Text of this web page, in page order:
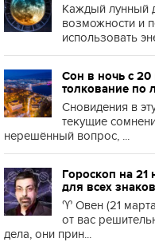
Каждый лунный
возможности и
использовать
Сон в ночь с 20
толкование по
Сновидения в
текущие
нерешённый вопрос, ...
Гороскоп на
для всех
♈️ Овен (21
от вас
дела, они прин...